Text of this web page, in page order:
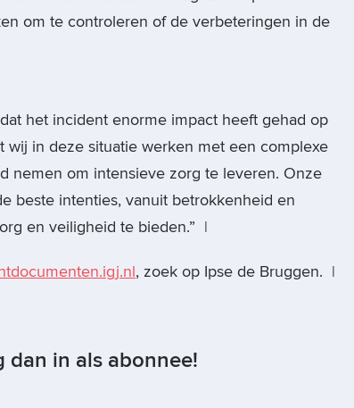
om te controleren of de verbeteringen in de
het incident enorme impact heeft gehad op
wij in deze situatie werken met een complexe
nemen om intensieve zorg te leveren. Onze
beste intenties, vanuit betrokkenheid en
en veiligheid te bieden.” |
, zoek op Ipse de Bruggen. |
dan in als abonnee!